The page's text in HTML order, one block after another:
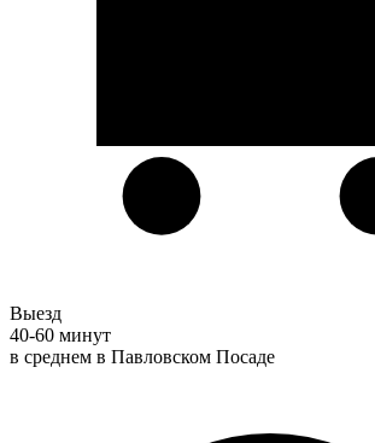
Выезд
40-60 минут
в среднем в Павловском Посаде